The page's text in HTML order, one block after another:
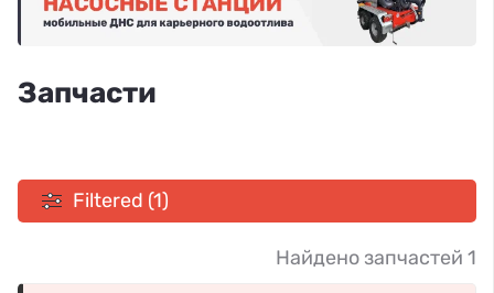
Запчасти
Filtered (1)
Найдено запчастей 1